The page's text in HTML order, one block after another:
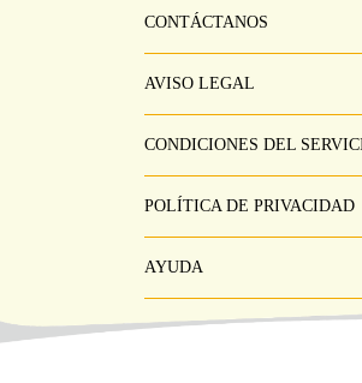
Pie
Menú
CONTÁCTANOS
AVISO LEGAL
CONDICIONES DEL
POLÍTICA DE PRIVACIDAD
AYUDA